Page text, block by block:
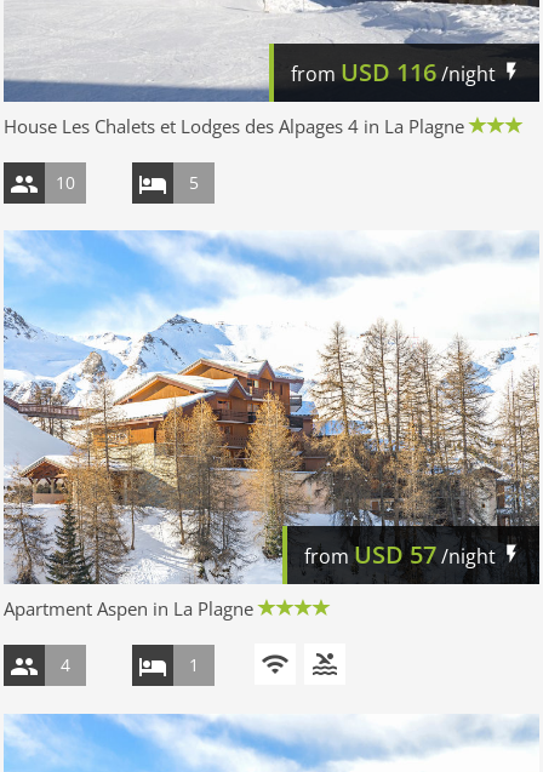
from USD 116/night
House Les Chalets et Lodges des Alpages 4 in La Plagne
10 5
from USD 57/night
Apartment Aspen in La Plagne
4 1